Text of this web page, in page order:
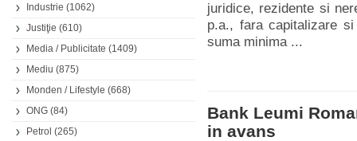
Industrie (1062)
Justiţie (610)
Media / Publicitate (1409)
Mediu (875)
Monden / Lifestyle (668)
ONG (84)
Petrol (265)
juridice, rezidente si
p.a., fara capitalizare
suma minima ...
Bank Leumi
in avans